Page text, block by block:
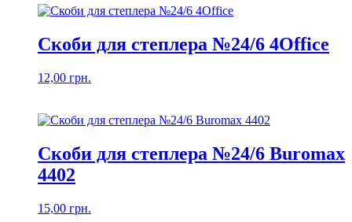
Скоби для степлера №24/6 4Office
12,00 грн.
Скоби для степлера №24/6 Buromax
4402
15,00 грн.